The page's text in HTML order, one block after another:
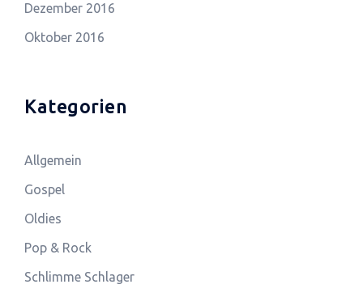
Dezember 2016
Oktober 2016
Kategorien
Allgemein
Gospel
Oldies
Pop & Rock
Schlimme Schlager